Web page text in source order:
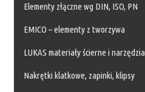
Elementy złączne wg DIN, ISO, PN
EMICO – elementy z tworzywa
LUKAS materiały ścierne i narzędzia
Nakrętki klatkowe, zapinki, klipsy